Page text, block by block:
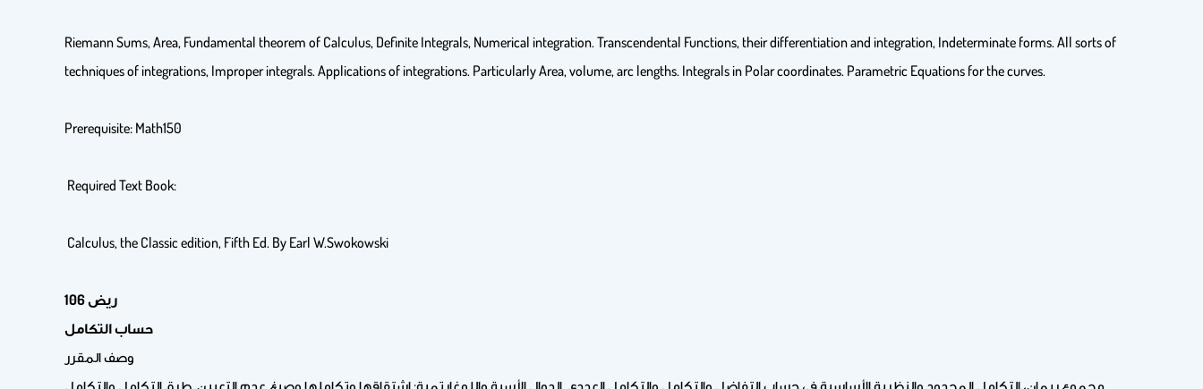
Riemann Sums, Area, Fundamental theorem of Calculus, Definite Integrals, Numerical integration. Transcendental Functions, their differentiation and integration, Indeterminate forms. All sorts of
techniques of integrations, Improper integrals. Applications of integrations. Particularly Area, volume, arc lengths. Integrals in Polar coordinates. Parametric Equations for the curves.
Prerequisite: Math150
Required Text Book:
Calculus, the Classic edition, Fifth Ed. By Earl W.Swokowski
106 ريض
حساب التكامل
وصف المقرر
مجموع ريمان، التكامل المحدود والنظرية الأساسية في حساب التفاضل والتكامل والتكامل العددي. الدوال الأسية واللوغارتمية: إشتقاقها وتكاملها وصيغ عدم التعيين. طرق التكامل والتكامل